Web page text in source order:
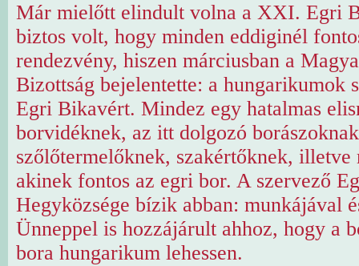
Már mielőtt elindult volna a XXI. Egri
biztos volt, hogy minden eddiginél
rendezvény, hiszen márciusban a
Bizottság bejelentette: a hungarikumok
Egri Bikavért. Mindez egy hatalmas
borvidéknek, az itt dolgozó
szőlőtermelőknek, szakértőknek, illetve
akinek fontos az egri bor. A szervező
Hegyközsége bízik abban: munkájával
Ünneppel is hozzájárult ahhoz, hogy a
bora hungarikum lehessen.